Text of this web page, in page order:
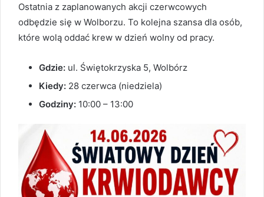
Ostatnia z zaplanowanych akcji czerwcowych
odbędzie się w Wolborzu. To kolejna szansa dla osób,
które wolą oddać krew w dzień wolny od pracy.
Gdzie: ul. Świętokrzyska 5, Wolbórz
Kiedy: 28 czerwca (niedziela)
Godziny: 10:00 – 13:00